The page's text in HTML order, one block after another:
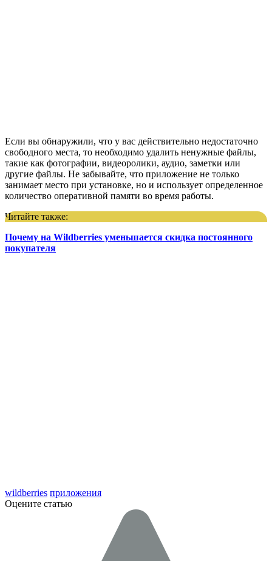
Если вы обнаружили, что у вас действительно недостаточно
свободного места, то необходимо удалить ненужные файлы,
такие как фотографии, видеоролики, аудио, заметки или
другие файлы. Не забывайте, что приложение не только
занимает место при установке, но и использует определенное
количество оперативной памяти во время работы.
Читайте также:
Почему на Wildberries уменьшается скидка постоянного
покупателя
wildberries приложения
Оцените статью